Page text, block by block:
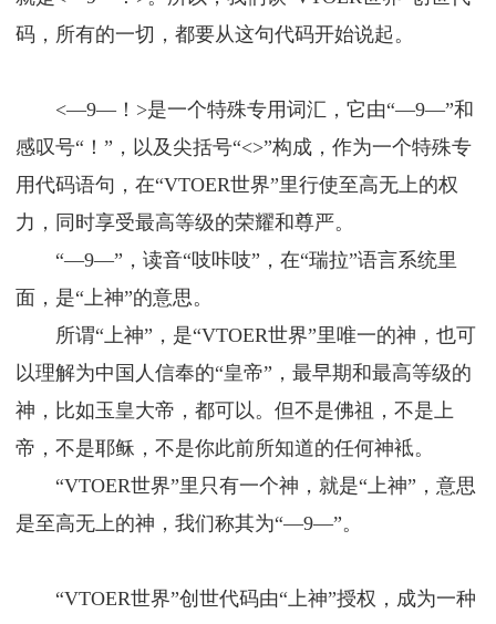
码，所有的一切，都要从这句代码开始说起。
<—9—！>是一个特殊专用词汇，它由“—9—”和
感叹号“！”，以及尖括号“<>”构成，作为一个特殊专
用代码语句，在“VTOER世界”里行使至高无上的权
力，同时享受最高等级的荣耀和尊严。
“—9—”，读音“吱咔吱”，在“瑞拉”语言系统里
面，是“上神”的意思。
所谓“上神”，是“VTOER世界”里唯一的神，也可
以理解为中国人信奉的“皇帝”，最早期和最高等级的
神，比如玉皇大帝，都可以。但不是佛祖，不是上
帝，不是耶稣，不是你此前所知道的任何神袛。
“VTOER世界”里只有一个神，就是“上神”，意思
是至高无上的神，我们称其为“—9—”。
“VTOER世界”创世代码由“上神”授权，成为一种